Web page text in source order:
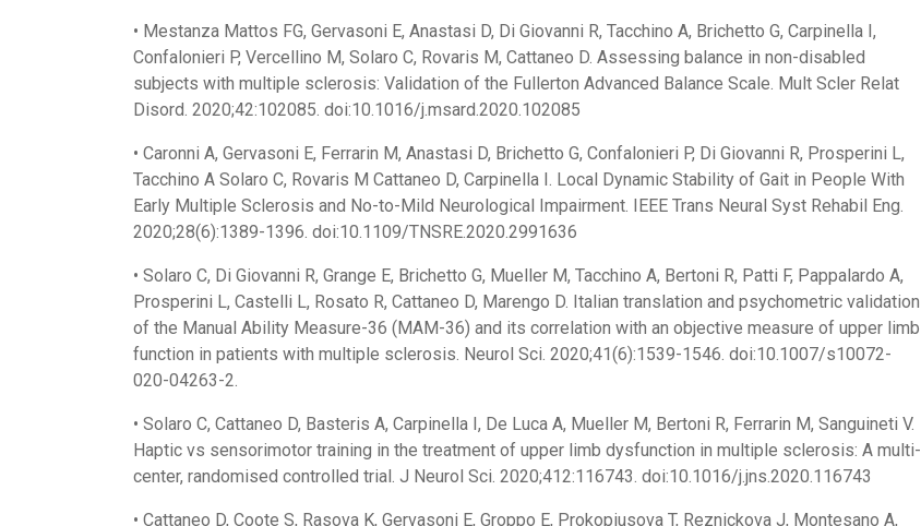
• Mestanza Mattos FG, Gervasoni E, Anastasi D, Di Giovanni R, Tacchino A, Brichetto G, Carpinella I,
Confalonieri P, Vercellino M, Solaro C, Rovaris M, Cattaneo D. Assessing balance in non-disabled
subjects with multiple sclerosis: Validation of the Fullerton Advanced Balance Scale. Mult Scler Relat
Disord. 2020;42:102085. doi:10.1016/j.msard.2020.102085
• Caronni A, Gervasoni E, Ferrarin M, Anastasi D, Brichetto G, Confalonieri P, Di Giovanni R, Prosperini L,
Tacchino A Solaro C, Rovaris M Cattaneo D, Carpinella I. Local Dynamic Stability of Gait in People With
Early Multiple Sclerosis and No-to-Mild Neurological Impairment. IEEE Trans Neural Syst Rehabil Eng.
2020;28(6):1389-1396. doi:10.1109/TNSRE.2020.2991636
• Solaro C, Di Giovanni R, Grange E, Brichetto G, Mueller M, Tacchino A, Bertoni R, Patti F, Pappalardo A,
Prosperini L, Castelli L, Rosato R, Cattaneo D, Marengo D. Italian translation and psychometric validation
of the Manual Ability Measure-36 (MAM-36) and its correlation with an objective measure of upper limb
function in patients with multiple sclerosis. Neurol Sci. 2020;41(6):1539-1546. doi:10.1007/s10072-
020-04263-2.
• Solaro C, Cattaneo D, Basteris A, Carpinella I, De Luca A, Mueller M, Bertoni R, Ferrarin M, Sanguineti V.
Haptic vs sensorimotor training in the treatment of upper limb dysfunction in multiple sclerosis: A multi-
center, randomised controlled trial. J Neurol Sci. 2020;412:116743. doi:10.1016/j.jns.2020.116743
• Cattaneo D, Coote S, Rasova K, Gervasoni E, Groppo E, Prokopiusova T, Reznickova J, Montesano A,